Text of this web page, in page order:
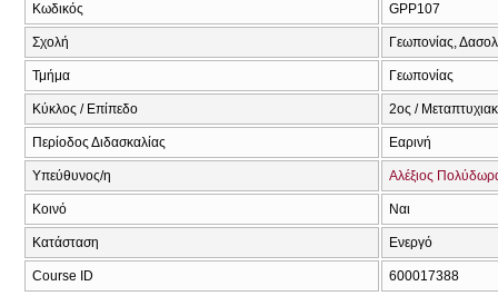
Κωδικός GPP107
Σχολή Γεωπονίας,
Τμήμα Γεωπονίας
Κύκλος / Επίπεδο 2ος /
Περίοδος Διδασκαλίας Εαρινή
Υπεύθυνος/η Αλέξιος
Κοινό Ναι
Κατάσταση Ενεργό
Course ID 600017388